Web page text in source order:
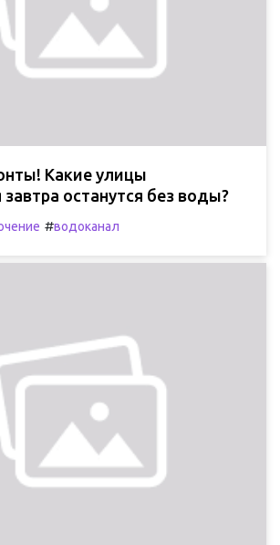
Какие улицы
останутся без воды?
#водоканал